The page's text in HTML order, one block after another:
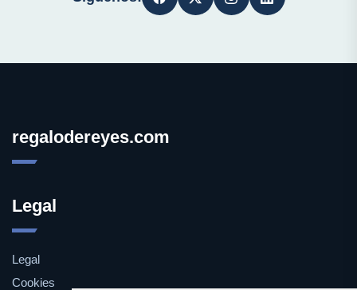
regalodereyes.com
Legal
Legal
Cookies